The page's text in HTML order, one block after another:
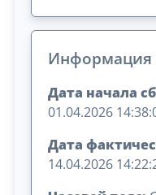
Информация
Дата начала
01.04.2026
Дата
14.04.2026